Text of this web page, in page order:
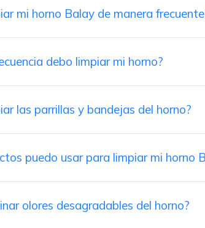
mi horno Balay de manera
debo limpiar mi horno?
las parrillas y bandejas del horno?
puedo usar para limpiar mi horno
olores desagradables del horno?